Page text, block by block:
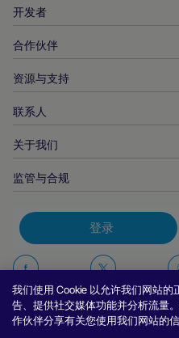
支出
全球收单
实时支付
发布
付款方式
APM
欺诈与风险管理
拒付解决方案
币种管理
对账管理
接待服务
汽车
企业对企业
金融服务
政府付款
旅行与交通
独立软件供货商
加密货币平台与兑换
市场
中小企业
数字内容与订阅
开发者
开发者工具
API 参考文件
文件资料中心
合作伙伴
与我们合作
合作伙伴产品和解决方案
技术合作伙伴
合作伙伴 DNA
合作伙伴见解
资源与支持
客户支持
商家资源
行业报告
联系人
商户销售咨询
首席执行官办公室
公司信息
推荐商户计划
报告安全漏洞
关于我们
业务概况
案例研究
博客
新闻室
访谈与网络研讨会
监管与合规
无障碍声明
反现代奴隶制报告（英国）
反现代奴隶制报告（加拿大）
阿根廷信息与政策
巴西信息与政策
登录
Facebook
上
Twitter
上
我们使用 Cookie 以允许我们网站
告、提供社交媒体功能并分析流量
作伙伴分享有关您使用我们网站的信